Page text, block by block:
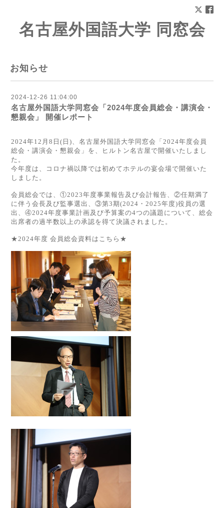
名古屋外国語大学 同窓会
お知らせ
2024-12-26 11:04:00
名古屋外国語大学同窓会「2024年度会員総会・講演会・
懇親会」 開催レポート
2024年12月8日(日)、名古屋外国語大学同窓会「2024年度会員
総会・講演会・懇親会」を、ヒルトン名古屋で開催いたしまし
た。
今年度は、コロナ禍以降では初めてホテルの宴会場で開催いた
しました。
会員総会では、①2023年度事業報告及び会計報告、②任期満了
に伴う会長及び監事選出、③第3期(2024・2025年度)役員の選
出、④2024年度事業計画及び予算案の4つの議題について、総会
出席者の過半数以上の承認を得て決議されました。
★2024年度 会員総会資料はこちら★